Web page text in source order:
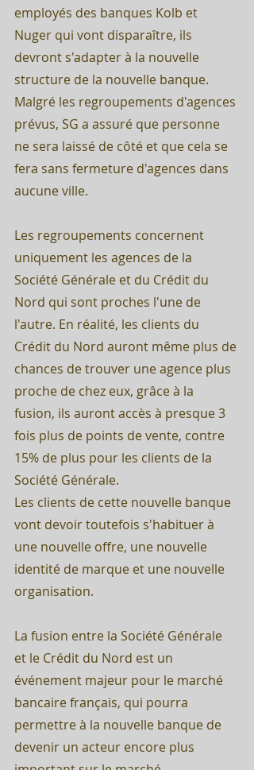
employés des banques Kolb et
Nuger qui vont disparaître, ils
devront s'adapter à la nouvelle
structure de la nouvelle banque.
Malgré les regroupements d'agences
prévus, SG a assuré que personne
ne sera laissé de côté et que cela se
fera sans fermeture d'agences dans
aucune ville.
Les regroupements concernent
uniquement les agences de la
Société Générale et du Crédit du
Nord qui sont proches l'une de
l'autre. En réalité, les clients du
Crédit du Nord auront même plus de
chances de trouver une agence plus
proche de chez eux, grâce à la
fusion, ils auront accès à presque 3
fois plus de points de vente, contre
15% de plus pour les clients de la
Société Générale.
Les clients de cette nouvelle banque
vont devoir toutefois s'habituer à
une nouvelle offre, une nouvelle
identité de marque et une nouvelle
organisation.
La fusion entre la Société Générale
et le Crédit du Nord est un
événement majeur pour le marché
bancaire français, qui pourra
permettre à la nouvelle banque de
devenir un acteur encore plus